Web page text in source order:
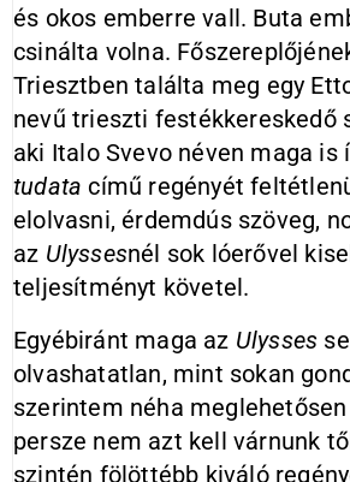
és okos emberre vall. Buta
csinálta volna.
Triesztben találta meg egy
nevű trieszti festékkereskedő
aki Italo Svevo néven maga
tudata című regényét
elolvasni, érdemdús szöveg,
az Ulyssesnél sok lóerővel
teljesítményt követel.
Egyébiránt maga az Ulysses
olvashatatlan, mint sokan
szerintem néha
persze nem azt kell várnunk
szintén fölöttébb kiváló